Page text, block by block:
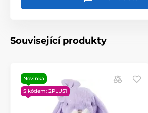
Související produkty
Novinka
S kódem: 2PLUS1